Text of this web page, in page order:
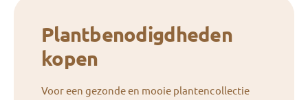
Plantbenodigdheden
kopen
Voor een gezonde en mooie plantencollectie